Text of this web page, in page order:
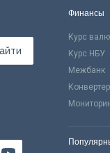
Финансы
Курс
Курс НБУ
Межбанк